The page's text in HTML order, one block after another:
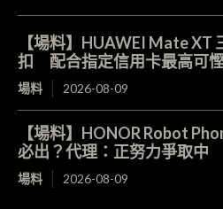
【場料】HUAWEI Mate XT
扣 配合指定信用卡最高可
場料 2026-08-09
【場料】HONOR Robot
必出？代理：正努力爭取中
場料 2026-08-09